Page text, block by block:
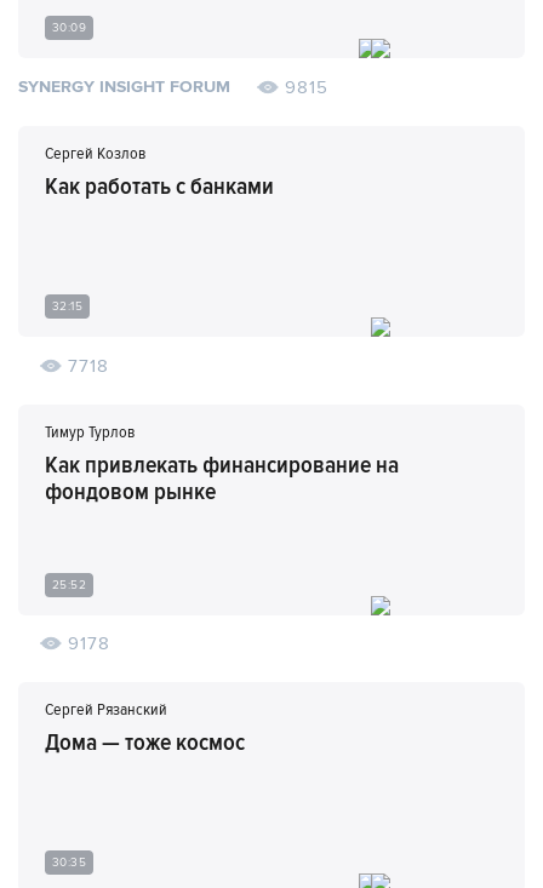
30:09
SYNERGY INSIGHT FORUM 9815
Сергей Козлов
Как работать с банками
32:15
7718
Тимур Турлов
Как привлекать финансирование на
фондовом рынке
25:52
9178
Сергей Рязанский
Дома — тоже космос
30:35